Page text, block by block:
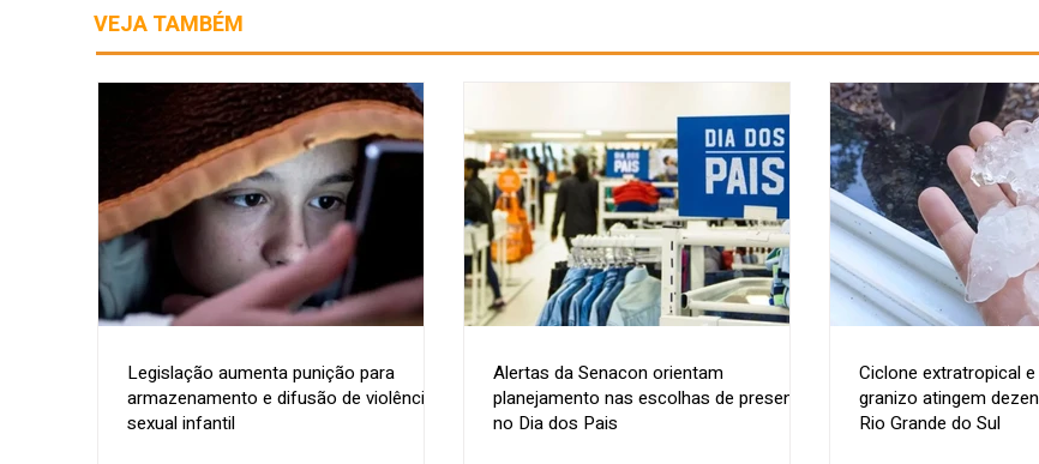
VEJA TAMBÉM
Legislação aumenta punição para
armazenamento e difusão de violência
sexual infantil
Alertas da Senacon orientam
planejamento nas escolhas de presentes
no Dia dos Pais
Ciclone extratropical e
granizo atingem
Rio Grande do Sul